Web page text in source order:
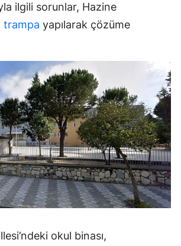
ilgili sorunlar, Hazine
trampa yapılarak çözüme
okul binası,